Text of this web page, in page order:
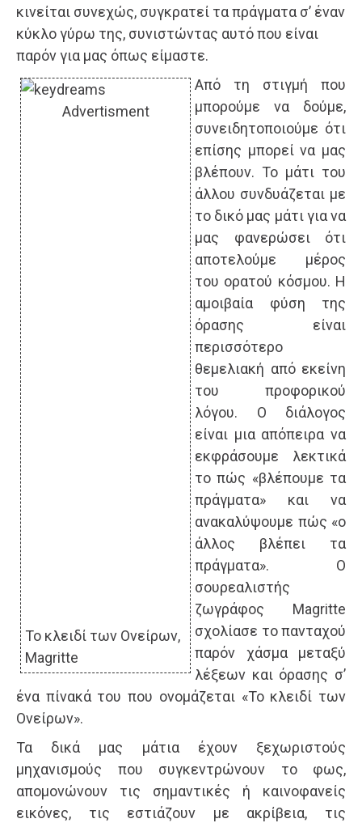
κινείται συνεχώς, συγκρατεί τα πράγματα σ’ έναν
κύκλο γύρω της, συνιστώντας αυτό που είναι
παρόν για μας όπως είμαστε.
Advertisment
Το κλειδί των Ονείρων,
Magritte
Από τη στιγμή που
μπορούμε να δούμε,
συνειδητοποιούμε ότι
επίσης μπορεί να μας
βλέπουν. Το μάτι του
άλλου συνδυάζεται με
το δικό μας μάτι για να
μας φανερώσει ότι
αποτελούμε μέρος
του ορατού κόσμου. Η
αμοιβαία φύση της
όρασης είναι
περισσότερο
θεμελιακή από εκείνη
του προφορικού
λόγου. Ο διάλογος
είναι μια απόπειρα να
εκφράσουμε λεκτικά
το πώς «βλέπουμε τα
πράγματα» και να
ανακαλύψουμε πώς «ο
άλλος βλέπει τα
πράγματα». Ο
σουρεαλιστής
ζωγράφος Magritte
σχολίασε το πανταχού
παρόν χάσμα μεταξύ
λέξεων και όρασης σ’
ένα πίνακά του που ονομάζεται «Το κλειδί των
Ονείρων».
Τα δικά μας μάτια έχουν ξεχωριστούς
μηχανισμούς που συγκεντρώνουν το φως,
απομονώνουν τις σημαντικές ή καινοφανείς
εικόνες, τις εστιάζουν με ακρίβεια, τις